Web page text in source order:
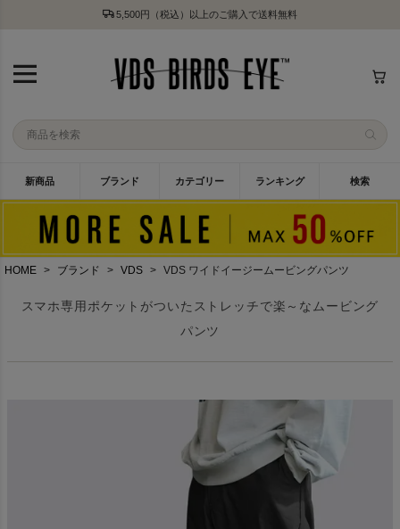
5,500円（税込）以上のご購入で送料無料
新商品 ブランド カテゴリー ランキング 検索
HOME ブランド VDS VDS ワイドイージームービングパンツ
スマホ専用ポケットがついたストレッチで楽～なムービング
パンツ